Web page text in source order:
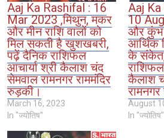
Aaj Ka Rashifal : 16
Mar 2023 ,मिथुन, मकर
और मीन राशि वालों को
मिल सकती है खुशखबरी,
पढ़ें दैनिक राशिफल
आचार्या श्री कैलाश चंद
सेमवाल रामनगर राममंदिर
रुड़की।
March 16, 2023
In "ज्योतिष"
Aaj Ka
10
और कुंभ
आर्थिक
के
कैलाश
August
In "ज्योतिष"